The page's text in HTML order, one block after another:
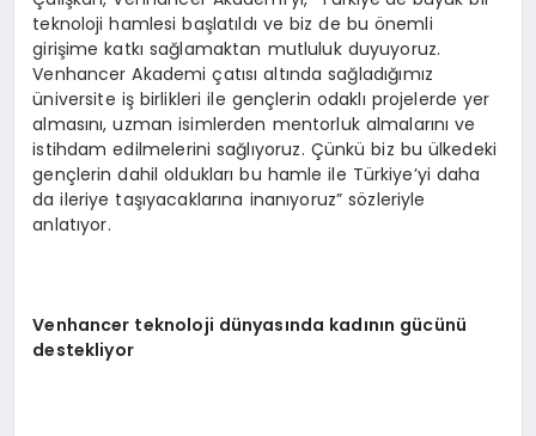
teknoloji hamlesi başlatıldı ve biz de bu önemli
girişime katkı sağlamaktan mutluluk duyuyoruz.
Venhancer Akademi çatısı altında sağladığımız
üniversite iş birlikleri ile gençlerin odaklı projelerde yer
almasını, uzman isimlerden mentorluk almalarını ve
istihdam edilmelerini sağlıyoruz. Çünkü biz bu ülkedeki
gençlerin dahil oldukları bu hamle ile Türkiye’yi daha
da ileriye taşıyacaklarına inanıyoruz” sözleriyle
anlatıyor.
Venhancer teknoloji dünyasında kadının gücünü
destekliyor